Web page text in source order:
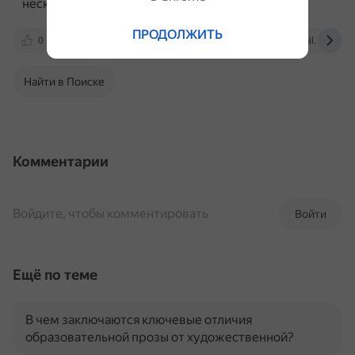
несколько этажей.
0 44srub.ru dzen.ru otvet.mail.ru
Найти в Поиске
Комментарии
Войти
Войдите, чтобы комментировать
Ещё по теме
В чем заключаются ключевые отличия
образовательной прозы от художественной?
ПРОДОЛЖИТЬ